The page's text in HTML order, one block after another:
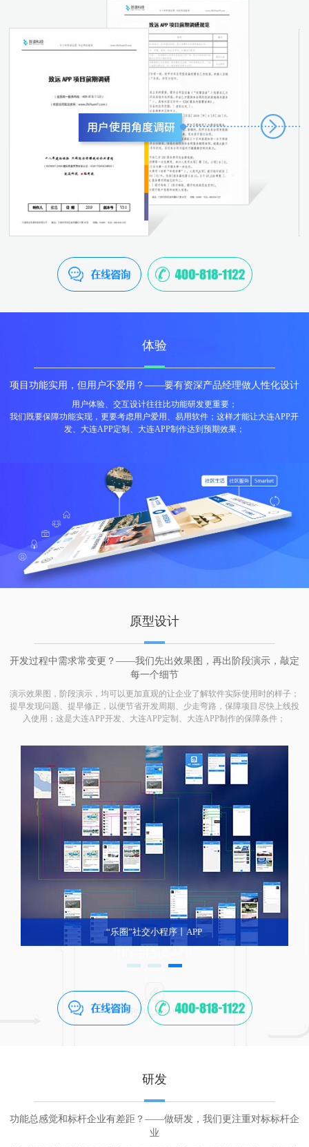
体验
项目功能实用，但用户不爱用？——要有资深产品经理做人性化设计
用户体验、交互设计往往比功能研发更重要；
我们既要保障功能实现，更要考虑用户爱用、易用软件；这样才能让大连APP开
发、大连APP定制、大连APP制作达到预期效果；
原型设计
开发过程中需求常变更？——我们先出效果图，再出阶段演示，敲定
每一个细节
演示效果图，阶段演示，均可以更加直观的让企业了解软件实际使用时的样子；
提早发现问题、提早修正，以便节省开发周期、少走弯路，保障项目尽快上线投
入使用；这是大连APP开发、大连APP定制、大连APP制作的保障条件；
“乐圈”社交小程序丨APP
研发
功能总感觉和标杆企业有差距？——做研发，我们更注重对标标杆企
业